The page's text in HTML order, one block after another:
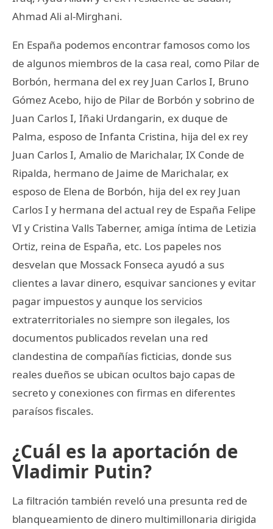
Ahmad Ali al-Mirghani.
En España podemos encontrar famosos como los
de algunos miembros de la casa real, como Pilar de
Borbón, hermana del ex rey Juan Carlos I, Bruno
Gómez Acebo, hijo de Pilar de Borbón y sobrino de
Juan Carlos I, Iñaki Urdangarin, ex duque de
Palma, esposo de Infanta Cristina, hija del ex rey
Juan Carlos I, Amalio de Marichalar, IX Conde de
Ripalda, hermano de Jaime de Marichalar, ex
esposo de Elena de Borbón, hija del ex rey Juan
Carlos I y hermana del actual rey de España Felipe
VI y Cristina Valls Taberner, amiga íntima de Letizia
Ortiz, reina de España, etc. Los papeles nos
desvelan que Mossack Fonseca ayudó a sus
clientes a lavar dinero, esquivar sanciones y evitar
pagar impuestos y aunque los servicios
extraterritoriales no siempre son ilegales, los
documentos publicados revelan una red
clandestina de compañías ficticias, donde sus
reales dueños se ubican ocultos bajo capas de
secreto y conexiones con firmas en diferentes
paraísos fiscales.
¿Cuál es la aportación de
Vladimir Putin?
La filtración también reveló una presunta red de
blanqueamiento de dinero multimillonaria dirigida